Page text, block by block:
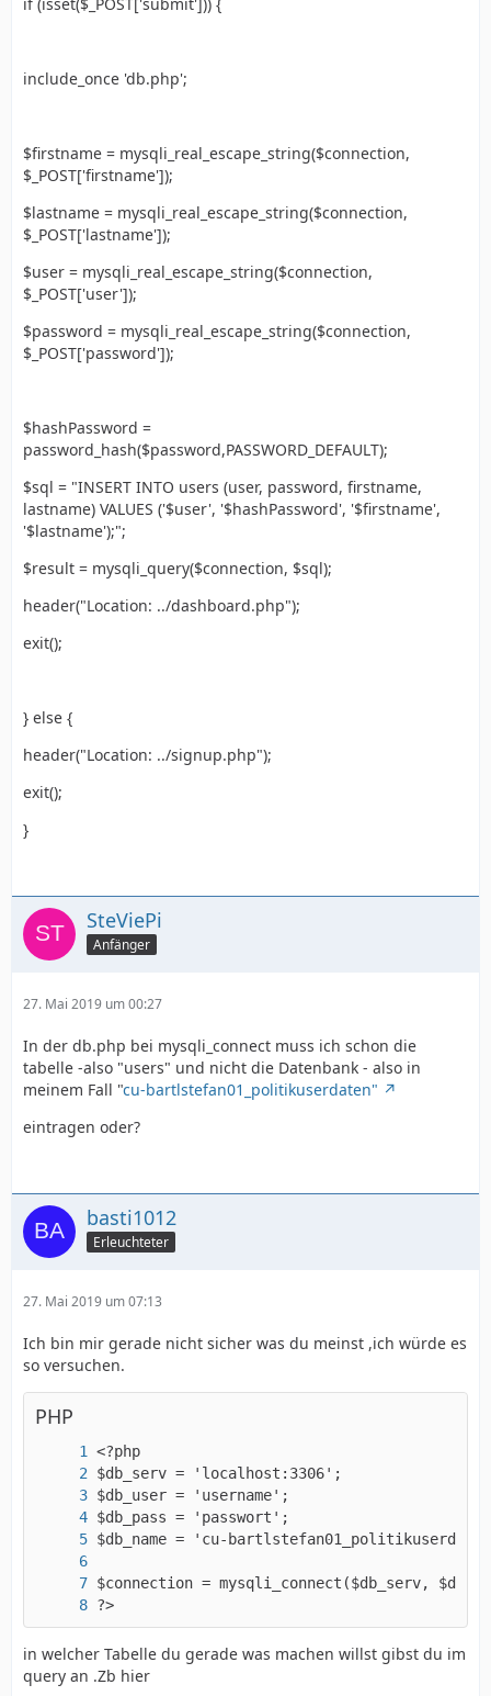
include_once 'db.php';
$firstname = mysqli_real_escape_string($connection,
$_POST['firstname']);
$lastname = mysqli_real_escape_string($connection,
$_POST['lastname']);
$user = mysqli_real_escape_string($connection,
$_POST['user']);
$password = mysqli_real_escape_string($connection,
$_POST['password']);
$hashPassword =
password_hash($password,PASSWORD_DEFAULT);
$sql = "INSERT INTO users (user, password, firstname,
lastname) VALUES ('$user', '$hashPassword', '$firstname',
'$lastname');";
$result = mysqli_query($connection, $sql);
header("Location: ../dashboard.php");
exit();
} else {
header("Location: ../signup.php");
exit();
}
SteViePi
Anfänger
27. Mai 2019 um 00:27
In der db.php bei mysqli_connect muss ich schon die
tabelle -also "users" und nicht die Datenbank - also in
meinem Fall "cu-bartlstefan01_politikuserdaten"
eintragen oder?
basti1012
Erleuchteter
27. Mai 2019 um 07:13
Ich bin mir gerade nicht sicher was du meinst ,ich würde es
so versuchen.
PHP
?>
in welcher Tabelle du gerade was machen willst gibst du im
query an .Zb hier